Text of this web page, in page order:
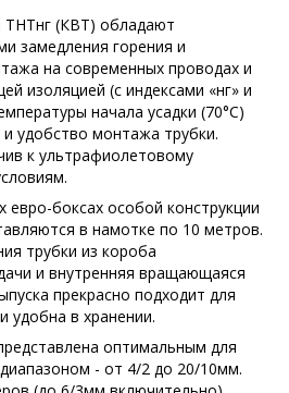
ТНТнг (КВТ) обладают
замедления горения и
на современных проводах и
изоляцией (с индексами «нг» и
начала усадки (70°С)
удобство монтажа трубки.
к ультрафиолетовому
евро-боксах особой конструкции
в намотке по 10 метров.
трубки из короба
и внутренняя вращающаяся
прекрасно подходит для
удобна в хранении.
оптимальным для
- от 4/2 до 20/10мм.